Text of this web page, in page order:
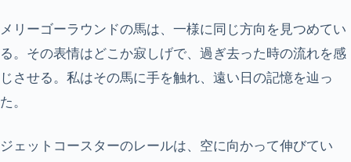
メリーゴーラウンドの馬は、一様に同じ方向を見つめてい
る。その表情はどこか寂しげで、過ぎ去った時の流れを感
じさせる。私はその馬に手を触れ、遠い日の記憶を辿っ
た。
ジェットコースターのレールは、空に向かって伸びてい